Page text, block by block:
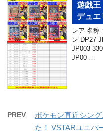
遊戯王
デュエ
レア 名称
ン DP27-
JP003
JP00 …
PREV
ポケモン直近シン
た！ VSTARユニバ